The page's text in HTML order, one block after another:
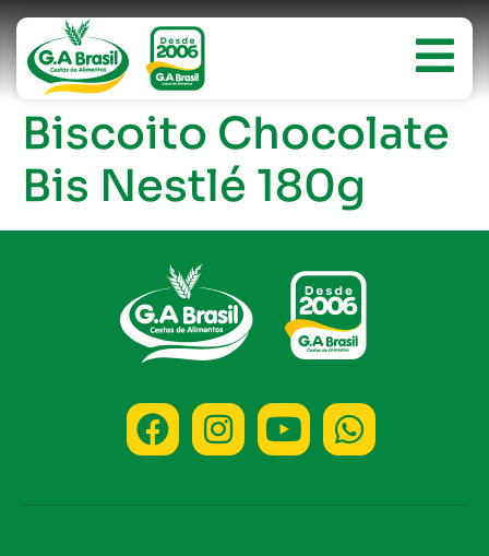
Biscoito Chocolate
Bis Nestlé 180g